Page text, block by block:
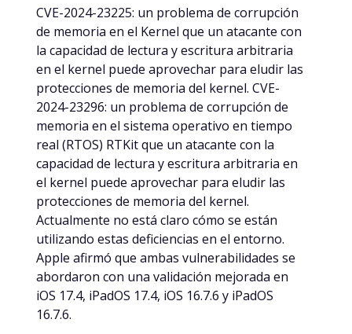
CVE-2024-23225: un problema de corrupción
de memoria en el Kernel que un atacante con
la capacidad de lectura y escritura arbitraria
en el kernel puede aprovechar para eludir las
protecciones de memoria del kernel. CVE-
2024-23296: un problema de corrupción de
memoria en el sistema operativo en tiempo
real (RTOS) RTKit que un atacante con la
capacidad de lectura y escritura arbitraria en
el kernel puede aprovechar para eludir las
protecciones de memoria del kernel.
Actualmente no está claro cómo se están
utilizando estas deficiencias en el entorno.
Apple afirmó que ambas vulnerabilidades se
abordaron con una validación mejorada en
iOS 17.4, iPadOS 17.4, iOS 16.7.6 y iPadOS
16.7.6.